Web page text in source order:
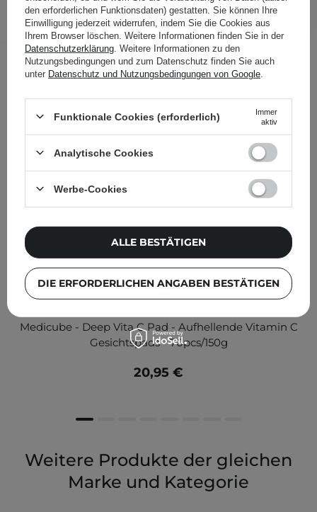
IN DEN WARENKORB
Folgende Produkte wurden von
anderen Kunden geprüft
Medicube - Deep Vita C Pad - Aufhellende Vitamin C
Gesichtspads - 70pcs/150g
20,95 €
Weitere Produkte der gleichen
Marke und Kategorie
den erforderlichen Funktionsdaten) gestatten. Sie können Ihre
Einwilligung jederzeit widerrufen, indem Sie die Cookies aus
Ihrem Browser löschen. Weitere Informationen finden Sie in der
Datenschutzerklärung . Weitere Informationen zu den
Nutzungsbedingungen und zum Datenschutz finden Sie auch
unter Datenschutz und Nutzungsbedingungen von Google
Funktionale Cookies (erforderlich)
Immer
aktiv
Analytische Cookies
Werbe-Cookies
DIE ERFORDERLICHEN ANGABEN BESTÄTIGEN
ALLE BESTÄTIGEN